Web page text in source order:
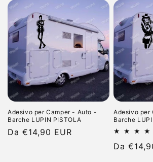
listino
Adesivo per Camper - Auto -
Barche LUPIN PISTOLA
Prezzo
Da €14,90 EUR
Adesivo per
Barche
Prezzo
Da